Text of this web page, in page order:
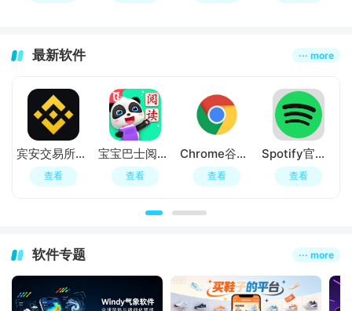
最新软件 ··· more
宾安交易所官方下载中心
查看
宝宝巴士阅读启蒙app官方版
查看
Chrome谷歌浏览器免费下载
查看
Spotify官方正版app
查看
软件专题 ··· more